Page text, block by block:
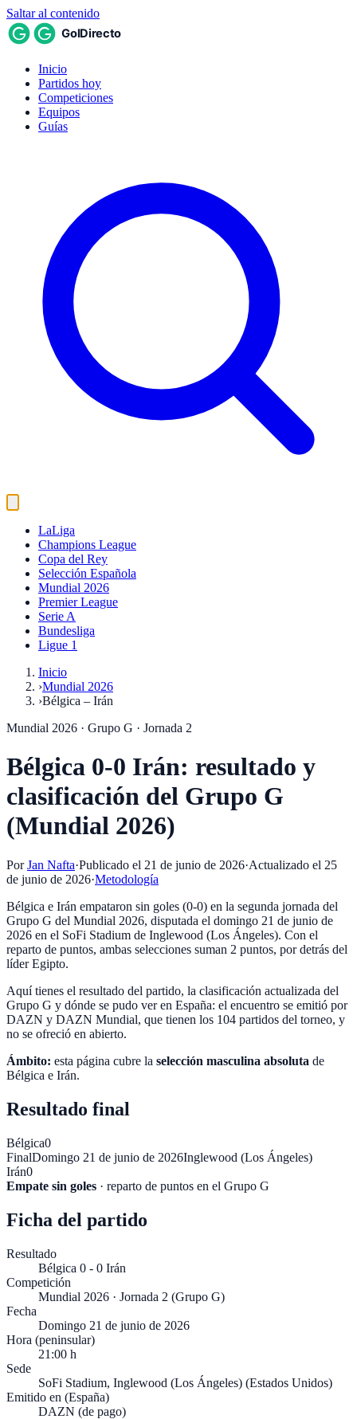
Saltar al contenido
Inicio
Partidos hoy
Competiciones
Equipos
Guías
LaLiga
Champions League
Copa del Rey
Selección Española
Mundial 2026
Premier League
Serie A
Bundesliga
Ligue 1
Inicio
›Mundial 2026
›Bélgica – Irán
Mundial 2026 · Grupo G · Jornada 2
Bélgica 0-0 Irán: resultado y
clasificación del Grupo G
(Mundial 2026)
Por Jan Nafta·Publicado el 21 de junio de 2026·Actualizado el 25
de junio de 2026·Metodología
Bélgica e Irán empataron sin goles (0-0) en la segunda jornada del
Grupo G del Mundial 2026, disputada el domingo 21 de junio de
2026 en el SoFi Stadium de Inglewood (Los Ángeles). Con el
reparto de puntos, ambas selecciones suman 2 puntos, por detrás del
líder Egipto.
Aquí tienes el resultado del partido, la clasificación actualizada del
Grupo G y dónde se pudo ver en España: el encuentro se emitió por
DAZN y DAZN Mundial, que tienen los 104 partidos del torneo, y
no se ofreció en abierto.
Ámbito: esta página cubre la selección masculina absoluta de
Bélgica e Irán.
Resultado final
Bélgica0
FinalDomingo 21 de junio de 2026Inglewood (Los Ángeles)
Irán0
Empate sin goles · reparto de puntos en el Grupo G
Ficha del partido
Resultado
Bélgica 0 - 0 Irán
Competición
Mundial 2026 · Jornada 2 (Grupo G)
Fecha
Domingo 21 de junio de 2026
Hora (peninsular)
21:00 h
Sede
SoFi Stadium, Inglewood (Los Ángeles) (Estados Unidos)
Emitido en (España)
DAZN (de pago)